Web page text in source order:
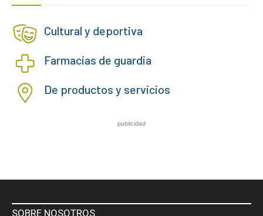
Cultural y deportiva
Farmacias de guardia
De productos y servicios
publicidad
SOBRE NOSOTROS